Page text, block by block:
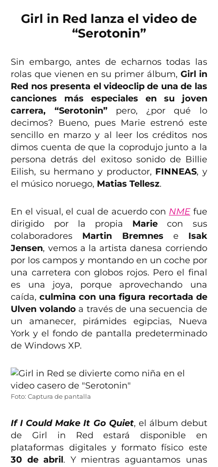
Girl in Red lanza el video de
“Serotonin”
Sin embargo, antes de echarnos todas las
rolas que vienen en su primer álbum, Girl in
Red nos presenta el videoclip de una de las
canciones más especiales en su joven
carrera, “Serotonin”pero, ¿por qué lo
decimos? Bueno, pues Marie estrenó este
sencillo en marzo y al leer los créditos nos
dimos cuenta de que la coprodujo junto a la
persona detrás del exitoso sonido de Billie
Eilish, su hermano y productor, FINNEAS, y
el músico noruego, Matias Tellesz.
En el visual, el cual de acuerdo con NMEfue
dirigido por la propia Marie con sus
colaboradores Martin Bremnes e Isak
Jensen, vemos a la artista danesa corriendo
por los campos y montando en un coche por
una carretera con globos rojos. Pero el final
es una joya, porque aprovechando una
caída,culmina con una figura recortada de
Ulven volandoa través de una secuencia de
un amanecer, pirámides egipcias, Nueva
York y el fondo de pantalla predeterminado
de Windows XP.
Foto: Captura de pantalla
If I Could Make It Go Quiet, el álbum debut
de Girl in Red estará disponible en
plataformas digitales y formato físico este
30 de abril. Y mientras aguantamos unas